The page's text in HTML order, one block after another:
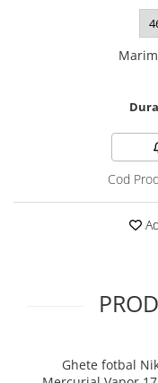
Cod
Ghete fotbal